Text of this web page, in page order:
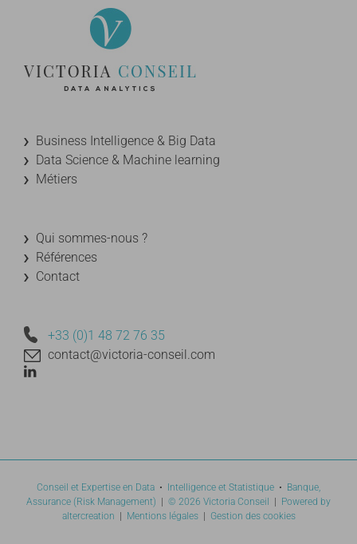
Business Intelligence & Big Data
Data Science & Machine learning
Métiers
Qui sommes-nous ?
Références
Contact
+33 (0)1 48 72 76 35
contact@victoria-conseil.com
Conseil et Expertise en Data • Intelligence et Statistique • Banque,
Assurance (Risk Management)
© 2026 Victoria Conseil
Powered by
altercreation
Mentions légales| Gestion des cookies